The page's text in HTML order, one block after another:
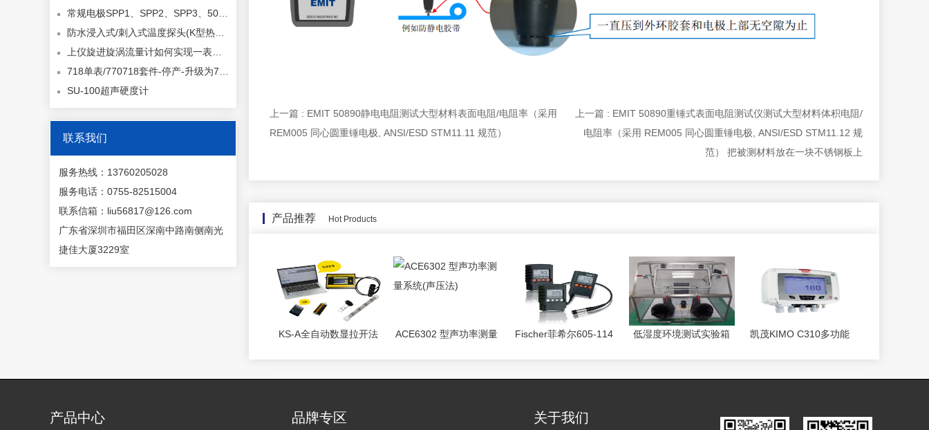
上一篇 : EMIT 50890静电电阻测试大型材料表面电阻/电阻率（采用
REM005 同心圆重锤电极, ANSI/ESD STM11.11 规范）
上一篇 : EMIT 50890重锤式表面电阻测试仪测试大型材料体积电阻/
电阻率（采用 REM005 同心圆重锤电极, ANSI/ESD STM11.12 规
范） 把被测材料放在一块不锈钢板上
产品推荐 Hot Products
KS-A全自动数显拉开法
ACE6302 型声功率测量
Fischer菲希尔605-114
低湿度环境测试实验箱
凯茂KIMO C310多功能
常规电极SPP1、SPP2、SPP3、50003、REM005的结构及用途
防水浸入式/刺入式温度探头(K型热电偶)—测量范围：-60 至 +400 °C 订货号:0602 1293
上仪旋进旋涡流量计如何实现一表多用直接把温度传感器(Pt100铂电阻)、压力传感器(压阻式扩散硅)、流量检测元件三合一集成在一根表体里。微处理器实时采集三路信号，自动完成温压补偿和压缩因子修正，直接输出标准状况下的流量值。
718单表/770718套件-停产-升级为770716 停产，升级型号770716
SU-100超声硬度计
联系我们
服务热线：13760205028
服务电话：0755-82515004
联系信箱：liu56817@126.com
广东省深圳市福田区深南中路南侧南光
捷佳大厦3229室
产品中心 品牌专区 关于我们